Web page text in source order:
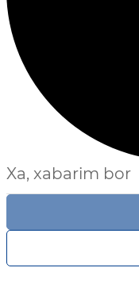
Xa, xabarim bor